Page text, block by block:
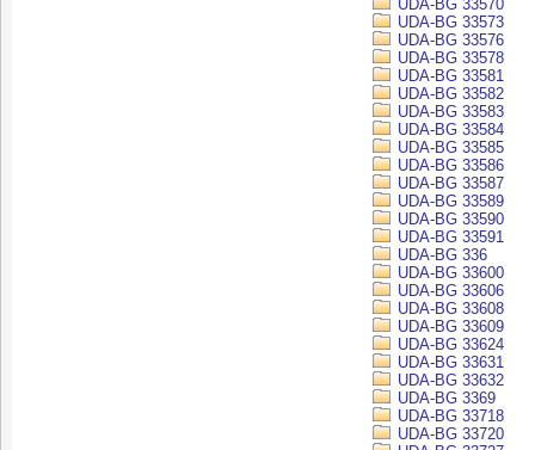
UDA-BG 33570
UDA-BG 33573
UDA-BG 33576
UDA-BG 33578
UDA-BG 33581
UDA-BG 33582
UDA-BG 33583
UDA-BG 33584
UDA-BG 33585
UDA-BG 33586
UDA-BG 33587
UDA-BG 33589
UDA-BG 33590
UDA-BG 33591
UDA-BG 336
UDA-BG 33600
UDA-BG 33606
UDA-BG 33608
UDA-BG 33609
UDA-BG 33624
UDA-BG 33631
UDA-BG 33632
UDA-BG 3369
UDA-BG 33718
UDA-BG 33720